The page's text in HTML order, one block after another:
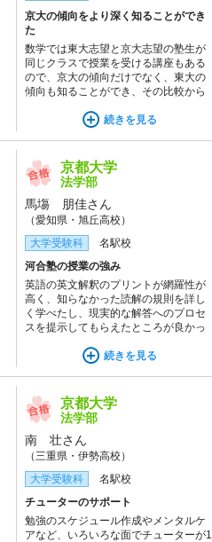
京大の傾向をより深く知ることができ
た
数学では東大志望と京大志望の塾生が
同じクラスで授業を受ける講座もある
ので、京大の傾向だけでなく、東大の
傾向も知ることができ、その比較から
きことを知ることができました。
続きを見る
京都大学
法学部
馬塲 朋佳さん
（愛知県・旭丘高校）
大学受験科
名駅校
河合塾の授業の強み
英語の英文解釈のプリントが網羅性が
高く、知らなかった読解の規則を詳し
く学べたし、現実的な解答へのプロセ
スを提示してもらえたところが良かっ
てもらえるところも強みだと思いま
続きを見る
京都大学
法学部
南 壮さん
（三重県・伊勢高校）
大学受験科
名駅校
チューターのサポート
勉強のスケジュール作成やメンタルケ
アなど、いろいろな面でチューターが1